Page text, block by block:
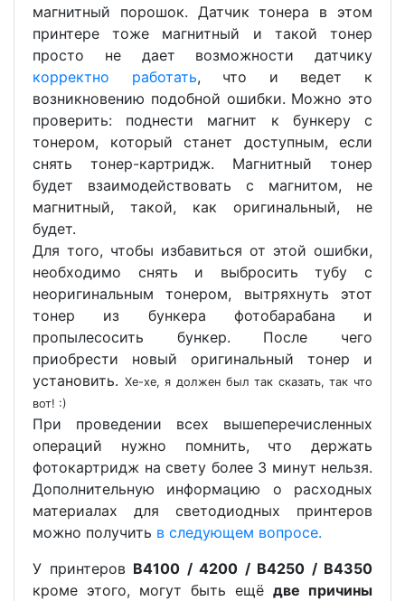
магнитный порошок. Датчик тонера в этом
принтере тоже магнитный и такой тонер
просто не дает возможности датчику
корректно работать, что и ведет к
возникновению подобной ошибки. Можно это
проверить: поднести магнит к бункеру с
тонером, который станет доступным, если
снять тонер-картридж. Магнитный тонер
будет взаимодействовать с магнитом, не
магнитный, такой, как оригинальный, не
будет.
Для того, чтобы избавиться от этой ошибки,
необходимо снять и выбросить тубу с
неоригинальным тонером, вытряхнуть этот
тонер из бункера фотобарабана и
пропылесосить бункер. После чего
приобрести новый оригинальный тонер и
установить. Хе-хе, я должен был так сказать, так что
вот! :)
При проведении всех вышеперечисленных
операций нужно помнить, что держать
фотокартридж на свету более 3 минут нельзя.
Дополнительную информацию о расходных
материалах для светодиодных принтеров
можно получить в следующем вопросе.
У принтеров B4100 / 4200 / B4250 / B4350
кроме этого, могут быть ещё две причины